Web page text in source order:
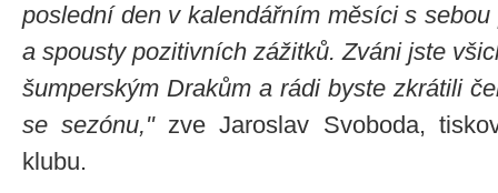
poslední den v kalendářním měsíci s
a spousty pozitivních zážitků. Zváni jste
šumperským Drakům a rádi byste zkrátili
se sezónu,"zve Jaroslav Svoboda,
klubu.